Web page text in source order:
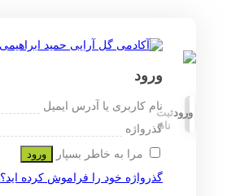
ورودثبت
نام
ورود
نام کاربری یا آدرس ایمیل
گذرواژه
مرا به خاطر بسپار
ورود
گذرواژه خود را فراموش کرده اید؟